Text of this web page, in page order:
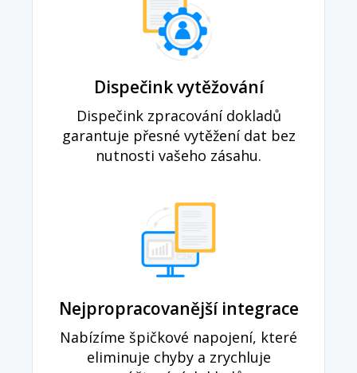
Dispečink vytěžování
Dispečink zpracování dokladů
garantuje přesné vytěžení dat bez
nutnosti vašeho zásahu.
Nejpropracovanější integrace
Nabízíme špičkové napojení, které
eliminuje chyby a zrychluje